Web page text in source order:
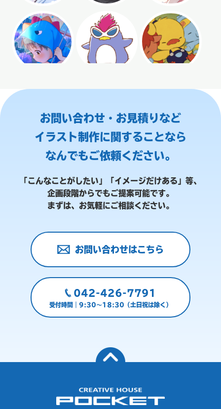
お問い合わせ・お見積りなど
イラスト制作に関することなら
なんでもご依頼ください。
「こんなことがしたい」「イメージだけある」等、
企画段階からでもご提案可能です。
まずは、お気軽にご相談ください。
お問い合わせはこちら
042-426-7791
受付時間｜9:30～18:30（土日祝は除く）